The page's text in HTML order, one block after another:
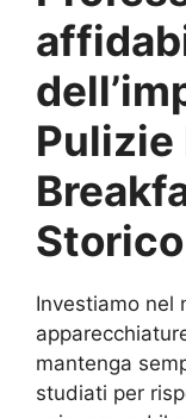
Pulizie
Investiamo nel
mantenga
studiati per